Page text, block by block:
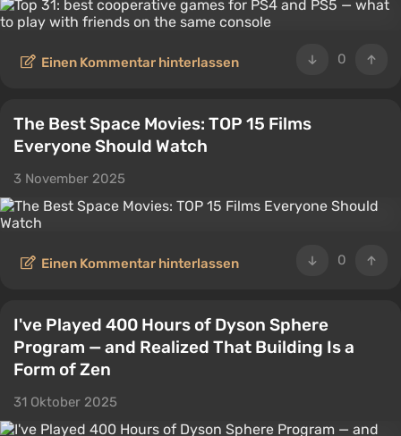
0
Einen Kommentar hinterlassen
The Best Space Movies: TOP 15 Films
Everyone Should Watch
3 November 2025
0
Einen Kommentar hinterlassen
I've Played 400 Hours of Dyson Sphere
Program — and Realized That Building Is a
Form of Zen
31 Oktober 2025